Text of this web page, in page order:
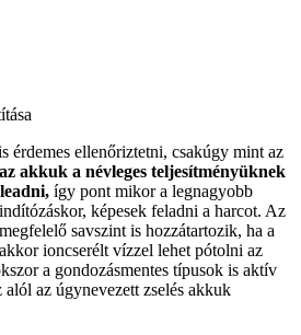
érdemes ellenőriztetni, csakúgy mint az
akkuk a névleges teljesítményüknek
így pont mikor a legnagyobb
képesek feladni a harcot. Az
savszint is hozzátartozik, ha a
ioncserélt vízzel lehet pótolni az
a gondozásmentes típusok is aktív
az úgynevezett zselés akkuk